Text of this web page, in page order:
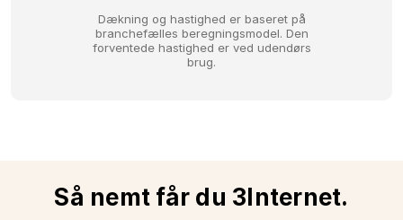
Dækning og hastighed er baseret på
branchefælles beregningsmodel. Den
forventede hastighed er ved udendørs
brug.
Så nemt får du 3Internet.